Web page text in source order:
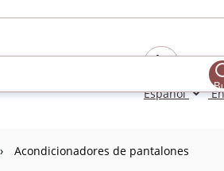
Español
Acondicionadores de pantalones